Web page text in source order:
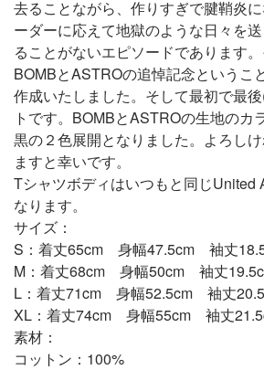
去ることながら、作りすぎで腱鞘炎
ーダーに応えて地獄のような日々を
ることがないエピソードであります
BOMBとASTROの追悼記念というこ
作成いたしました。そして最初で最
トです。BOMBとASTROの生地のカ
黒の２色展開となりました。よろし
ますと幸いです。
Tシャツボディはいつもと同じUnited
なります。
サイズ：
S：着丈65cm 身幅47.5cm 袖丈
M：着丈68cm 身幅50cm 袖丈
L：着丈71cm 身幅52.5cm 袖丈
XL：着丈74cm 身幅55cm 袖丈
素材：
コットン：100%